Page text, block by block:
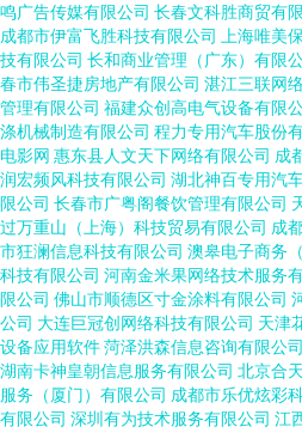
鸣广告传媒有限公司 长春文科胜商贸有
成都市伊富飞胜科技有限公司
上海唯美
技有限公司 长和商业管理（广东）有限
春市伟圣捷房地产有限公司 湛江三联网
管理有限公司 福建众创高电气设备有限
涤机械制造有限公司 程力专用汽车股份
电影网 惠东县人文天下网络有限公司 成
润宏频风科技有限公司 湖北神百专用汽
限公司 长春市广粤阁餐饮管理有限公司
过万重山（上海）科技贸易有限公司 成
市狂澜信息科技有限公司 澳皋电子商务
科技有限公司 河南金米果网络技术服务
限公司 佛山市顺德区寸金涂料有限公司
公司 大连巨冠创网络科技有限公司 天津
设备应用软件菏泽洪森信息咨询有限公司
湖南卡神皇朝信息服务有限公司 北京合
服务（厦门）有限公司 成都市乐优炫彩
有限公司 深圳有为技术服务有限公司 江